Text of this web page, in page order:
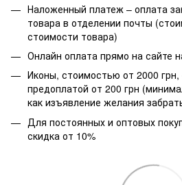
Наложенный платеж – оплата
товара в отделении почты
стоимости товара)
Онлайн оплата прямо на сайте
Иконы, стоимостью от 2000
предоплатой от 200 грн
как изъявление желания
Для постоянных и оптовых
скидка от 10%